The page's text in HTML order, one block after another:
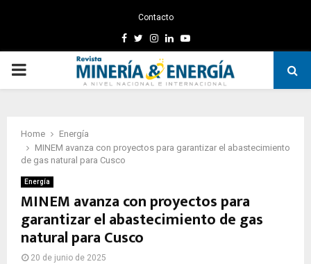
Contacto
Facebook
TwitterInstagram
LinkedinYoutube
PRIMARY
Home
Energía
MINEM avanza con proyectos para garantizar el abastecimiento
de gas natural para Cusco
Energía
MINEM avanza con proyectos para
garantizar el abastecimiento de gas
natural para Cusco
20 de junio de 2025